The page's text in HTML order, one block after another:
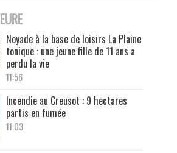
Noyade à la base de loisirs La Plaine
tonique : une jeune fille de 11 ans a
perdu la vie
11:56
Incendie au Creusot : 9 hectares
partis en fumée
11:03